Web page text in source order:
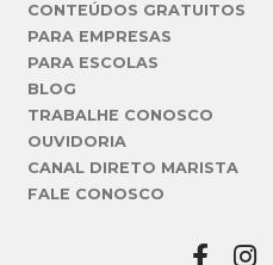
CONTEÚDOS GRATUITOS
PARA EMPRESAS
PARA ESCOLAS
BLOG
TRABALHE CONOSCO
OUVIDORIA
CANAL DIRETO MARISTA
FALE CONOSCO